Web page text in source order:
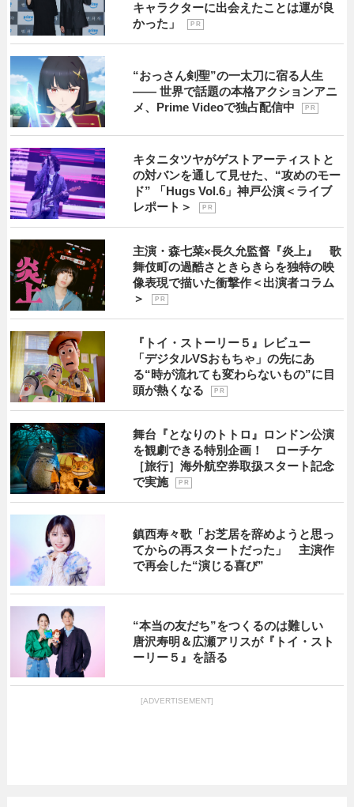
キャラクターに出会えたことは運が良
かった」
P R
“おっさん剣聖”の一太刀に宿る人生
―― 世界で話題の本格アクションアニ
メ、Prime Videoで独占配信中
P R
キタニタツヤがゲストアーティストと
の対バンを通して見せた、“攻めのモー
ド” 「Hugs Vol.6」神戸公演＜ライブ
レポート＞
P R
主演・森七菜×長久允監督『炎上』 歌
舞伎町の過酷さときらきらを独特の映
像表現で描いた衝撃作＜出演者コラム
＞
P R
『トイ・ストーリー５』レビュー
「デジタルVSおもちゃ」の先にあ
る“時が流れても変わらないもの”に目
頭が熱くなる
P R
舞台『となりのトトロ』ロンドン公演
を観劇できる特別企画！ ローチケ
［旅行］海外航空券取扱スタート記念
で実施
P R
鎮西寿々歌「お芝居を辞めようと思っ
てからの再スタートだった」 主演作
で再会した“演じる喜び”
“本当の友だち”をつくるのは難しい
唐沢寿明＆広瀬アリスが『トイ・スト
ーリー５』を語る
[ADVERTISEMENT]